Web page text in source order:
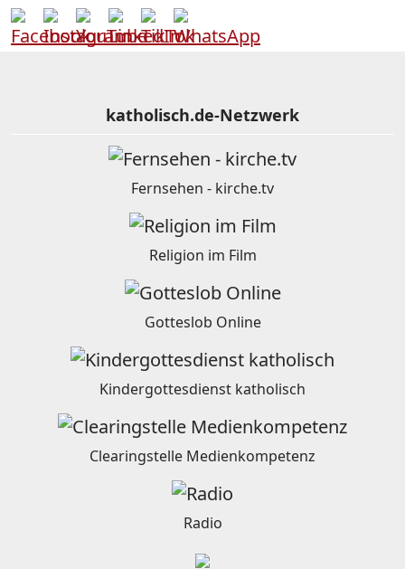
katholisch.de-Netzwerk
Fernsehen - kirche.tv
Religion im Film
Gotteslob Online
Kindergottesdienst katholisch
Clearingstelle Medienkompetenz
Radio